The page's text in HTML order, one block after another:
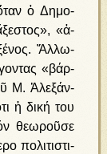
ὁ Δη­μο­
«ἀ­
ξέ­νος. Ἄλ­λω­
«βάρ­
Μ. Ἀ­λε­ξάν­
ἡ δι­κή του
θε­ω­ροῦ­σε
πο­λι­τι­στι­